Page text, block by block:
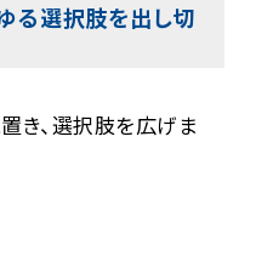
ゆる選択肢を出し切
き、選択肢を広げま